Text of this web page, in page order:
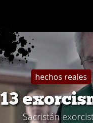
hechos reales
13
Sacristán